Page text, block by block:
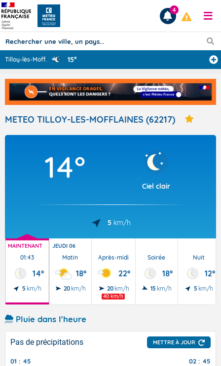
Prévisions
TOUS LES RÉSULTATS
Articles
4
Tilloy-lès-Moff... 15°
METEO TILLOY-LES-MOFFLAINES (62217)
14°
Ciel clair
5 km/h
MAINTENANT
01:43
14°
5 km/h
JEUDI 06
Matin
18°
20 km/h
Après-midi
22°
20 km/h
40 km/h
Soirée
18°
15 km/h
Nuit
12°
5 km/h
Pluie dans l'heure
Pas de précipitations METTRE À JOUR
01 : 45 02 : 45